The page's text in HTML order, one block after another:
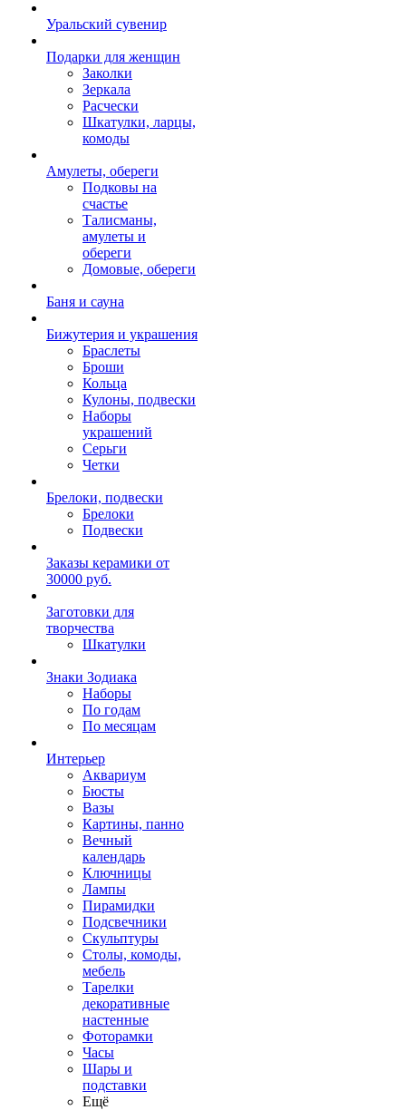
Уральский сувенир
Подарки для женщин
Заколки
Зеркала
Расчески
Шкатулки, ларцы,
комоды
Амулеты, обереги
Подковы на
счастье
Талисманы,
амулеты и
обереги
Домовые, обереги
Баня и сауна
Бижутерия и украшения
Браслеты
Броши
Кольца
Кулоны, подвески
Наборы
украшений
Серьги
Четки
Брелоки, подвески
Брелоки
Подвески
Заказы керамики от
30000 руб.
Заготовки для
творчества
Шкатулки
Знаки Зодиака
Наборы
По годам
По месяцам
Интерьер
Аквариум
Бюсты
Вазы
Картины, панно
Вечный
календарь
Ключницы
Лампы
Пирамидки
Подсвечники
Скульптуры
Столы, комоды,
мебель
Тарелки
декоративные
настенные
Фоторамки
Часы
Шары и
подставки
Ещё